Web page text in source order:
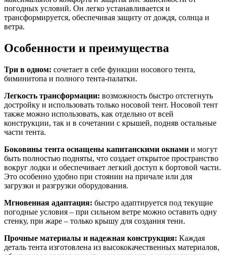
погодных условий. Он легко устанавливается и
трансформируется, обеспечивая защиту от дождя, солнца и
ветра.
Особенности и преимущества
Три в одном: сочетает в себе функции носового тента,
биминитопа и полного тента-палатки.
Легкость трансформации: возможность быстро отстегнуть
достройку и использовать только носовой тент. Носовой тент
также можно использовать, как отдельно от всей
конструкции, так и в сочетании с крышей, подняв остальные
части тента.
Боковины тента оснащены капитанскими окнами и могут
быть полностью подняты, что создает открытое пространство
вокруг лодки и обеспечивает легкий доступ к бортовой части.
Это особенно удобно при стоянии на причале или для
загрузки и разгрузки оборудования.
Мгновенная адаптация: быстро адаптируется под текущие
погодные условия – при сильном ветре можно оставить одну
стенку, при жаре – только крышу для создания тени.
Прочные материалы и надежная конструкция: Каждая
деталь тента изготовлена из высококачественных материалов,